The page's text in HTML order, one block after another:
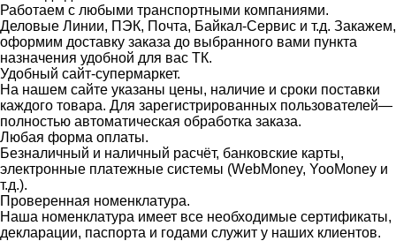
Работаем с любыми транспортными компаниями.
Деловые Линии, ПЭК, Почта, Байкал-Сервис и т.д. Закажем,
оформим доставку заказа до выбранного вами пункта
назначения удобной для вас ТК.
Удобный сайт-супермаркет.
На нашем сайте указаны цены, наличие и сроки поставки
каждого товара. Для зарегистрированных пользователей—
полностью автоматическая обработка заказа.
Любая форма оплаты.
Безналичный и наличный расчёт, банковские карты,
электронные платежные системы (WebMoney, YooMoney и
т.д.).
Проверенная номенклатура.
Наша номенклатура имеет все необходимые сертификаты,
декларации, паспорта и годами служит у наших клиентов.